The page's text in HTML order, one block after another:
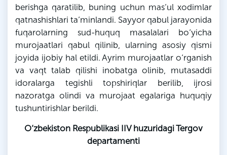
berishga qaratilib, buning uchun mas’ul xodimlar
qatnashishlari ta’minlandi. Sayyor qabul jarayonida
fuqarolarning sud-huquq masalalari bo‘yicha
murojaatlari qabul qilinib, ularning asosiy qismi
joyida ijobiy hal etildi. Ayrim murojaatlar o‘rganish
va vaqt talab qilishi inobatga olinib, mutasaddi
idoralarga tegishli topshiriqlar berilib, ijrosi
nazoratga olindi va murojaat egalariga huquqiy
tushuntirishlar berildi.
O‘zbekiston Respublikasi IIV huzuridagi Tergov
departamenti